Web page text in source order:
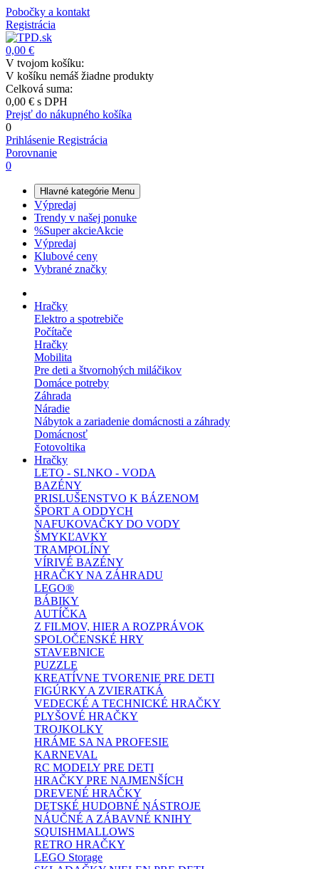
Pobočky a kontakt
Registrácia
0,00 €
V tvojom košíku:
V košíku nemáš žiadne produkty
Celková suma:
0,00 € s DPH
Prejsť do nákupného košíka
0
Prihlásenie Registrácia
Porovnanie
0
Hlavné kategórie Menu
Výpredaj
Trendy v našej ponuke
%Super akcieAkcie
Výpredaj
Klubové ceny
Vybrané značky
Hračky
Elektro a spotrebiče
Počítače
Hračky
Mobilita
Pre deti a štvornohých miláčikov
Domáce potreby
Záhrada
Náradie
Nábytok a zariadenie domácnosti a záhrady
Domácnosť
Fotovoltika
Hračky
LETO - SLNKO - VODA
BAZÉNY
PRISLUŠENSTVO K BÁZENOM
ŠPORT A ODDYCH
NAFUKOVAČKY DO VODY
ŠMYKĽAVKY
TRAMPOLÍNY
VÍRIVÉ BAZÉNY
HRAČKY NA ZÁHRADU
LEGO®
BÁBIKY
AUTÍČKA
Z FILMOV, HIER A ROZPRÁVOK
SPOLOČENSKÉ HRY
STAVEBNICE
PUZZLE
KREATÍVNE TVORENIE PRE DETI
FIGÚRKY A ZVIERATKÁ
VEDECKÉ A TECHNICKÉ HRAČKY
PLYŠOVÉ HRAČKY
TROJKOLKY
HRÁME SA NA PROFESIE
KARNEVAL
RC MODELY PRE DETI
HRAČKY PRE NAJMENŠÍCH
DREVENÉ HRAČKY
DETSKÉ HUDOBNÉ NÁSTROJE
NÁUČNÉ A ZÁBAVNÉ KNIHY
SQUISHMALLOWS
RETRO HRAČKY
LEGO Storage